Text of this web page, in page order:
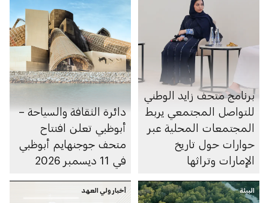
برنامج متحف زايد الوطني
للتواصل المجتمعي يربط
المجتمعات المحلية عبر
حوارات حول تاريخ
الإمارات وتراثها
دائرة الثقافة والسياحة –
أبوظبي تعلن افتتاح
متحف جوجنهايم أبوظبي
في 11 ديسمبر 2026
البيئة أخبار ولي العهد